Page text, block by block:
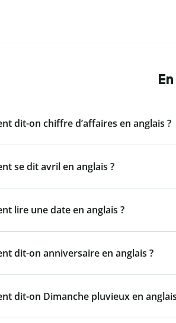
dit-on chiffre d’affaires en anglais ?
se dit avril en anglais ?
lire une date en anglais ?
dit-on anniversaire en anglais ?
dit-on Dimanche pluvieux en